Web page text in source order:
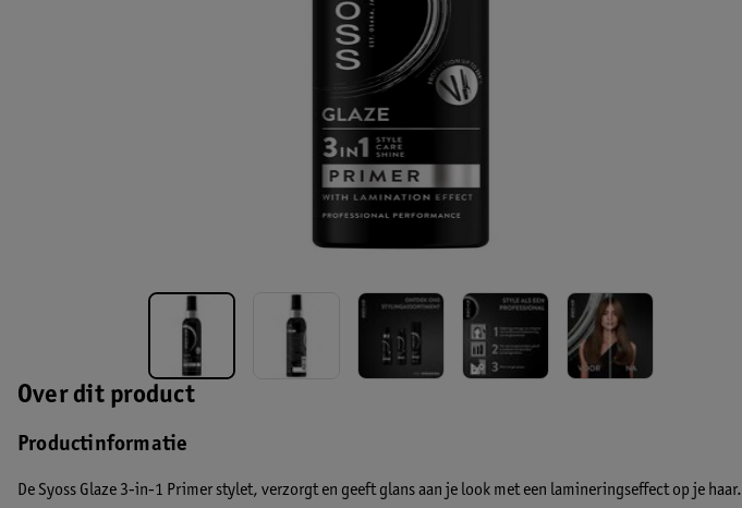
Over dit product
Productinformatie
De Syoss Glaze 3-in-1 Primer stylet, verzorgt en geeft glans aan je look met een lamineringseffect op je haar.